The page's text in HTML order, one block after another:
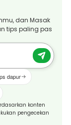
dan Masak
tips paling pas
dapur
konten
pengecekan